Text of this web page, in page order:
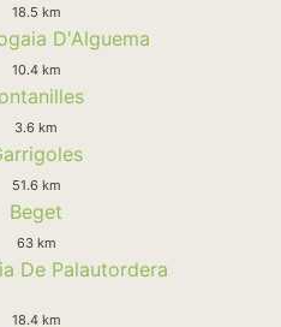
18.5 km
D'Alguema
10.4 km
3.6 km
51.6 km
Beget
63 km
De Palautordera
18.4 km